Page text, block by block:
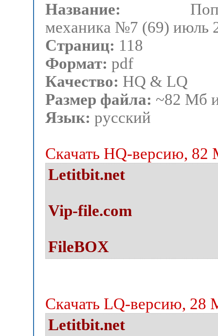
Название:
механика №7 (69) июль
Страниц: 118
Формат: pdf
Качество: HQ & LQ
Размер файла: ~82 Мб
Язык: русский
Скачать HQ-версию, 82
Letitbit.net
Vip-file.com
FileBOX
Скачать LQ-версию, 28
Letitbit.net